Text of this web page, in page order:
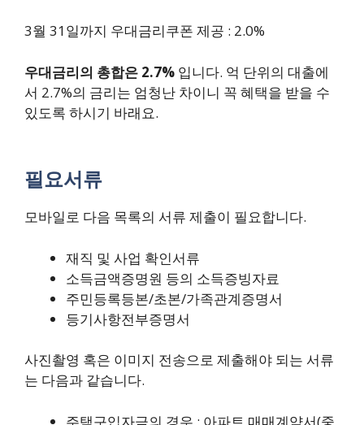
3월 31일까지 우대금리쿠폰 제공 : 2.0%
우대금리의 총합은 2.7% 입니다. 억 단위의 대출에
서 2.7%의 금리는 엄청난 차이니 꼭 혜택을 받을 수
있도록 하시기 바래요.
필요서류
모바일로 다음 목록의 서류 제출이 필요합니다.
재직 및 사업 확인서류
소득금액증명원 등의 소득증빙자료
주민등록등본/초본/가족관계증명서
등기사항전부증명서
사진촬영 혹은 이미지 전송으로 제출해야 되는 서류
는 다음과 같습니다.
주택구입자금의 경우 : 아파트 매매계약서(중